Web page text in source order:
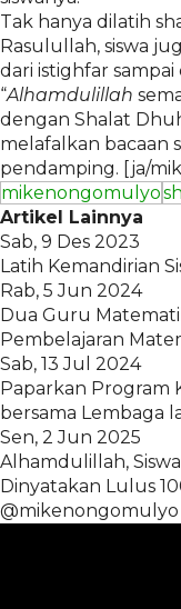
Tak hanya dilatih
Rasulullah, siswa
dari istighfar sampai
“Alhamdulillah
dengan Shalat
melafalkan bacaan
pendamping. [ja/
mikenongomulyo
Artikel Lainnya
Sab, 9 Des 2023
Latih Kemandirian
Rab, 5 Jun 2024
Dua Guru
Pembelajaran
Sab, 13 Jul 2024
Paparkan Program
bersama Lembaga
Sen, 2 Jun 2025
Alhamdulillah,
Dinyatakan Lulus
@mikenongomulyo